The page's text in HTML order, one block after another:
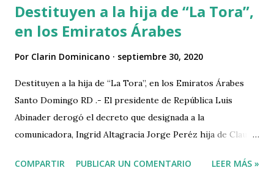
Destituyen a la hija de “La Tora”,
en los Emiratos Árabes
Por Clarin Dominicano septiembre 30, 2020
Destituyen a la hija de “La Tora”, en los Emiratos Árabes
Santo Domingo RD .- El presidente de República Luis
Abinader derogó el decreto que designada a la
comunicadora, Ingrid Altagracia Jorge Peréz hija de Claudia
de la República Dominicana en los Emiratos Árabes. La
COMPARTIR PUBLICAR UN COMENTARIO LEER MÁS »